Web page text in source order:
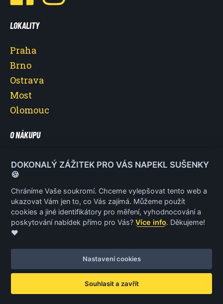
LOKALITY
Praha
Brno
Ostrava
Most
Olomouc
O NÁKUPU
O nás
Vše o nákupu
Reklamace a vrácení poukazu
Obchodní podmínky
Ochrana osobních údajů
© 2026 Jízda Ferrari VytvořilNet Magnet
DOKONALÝ ZÁŽITEK PRO VÁS NAPEKL SUŠENKY
🍪
Chráníme Vaše soukromí. Chceme vylepšovat tento web a
ukazovat Vám jen to, co Vás zajímá. Můžeme použít
cookies a jiné identifikátory pro měření, vyhodnocování a
poskytování nabídek přímo pro Vás?Více info. Děkujeme!
❤️
Nastavení cookies
Souhlasit a zavřít